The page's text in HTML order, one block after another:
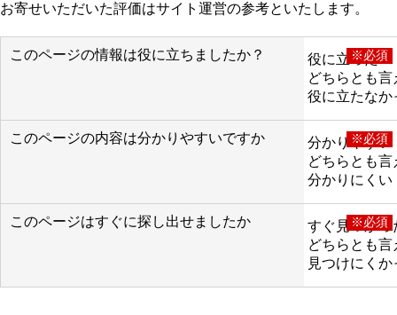
お寄せいただいた評価はサイト運営の参考といたします。
このページの情報は役に立ちましたか？ ※必須
役に立った
どちらとも言
役に立たなか
このページの内容は分かりやすいですか ※必須
分かりやすい
どちらとも言
分かりにくい
このページはすぐに探し出せましたか ※必須
すぐ見つかっ
どちらとも言
見つけにくか